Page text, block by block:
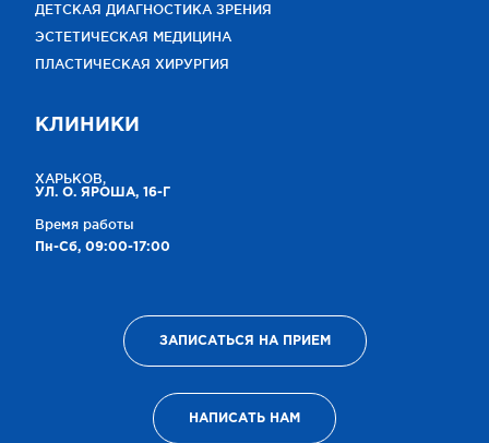
ДЕТСКАЯ ДИАГНОСТИКА ЗРЕНИЯ
ЭСТЕТИЧЕСКАЯ МЕДИЦИНА
ПЛАСТИЧЕСКАЯ ХИРУРГИЯ
КЛИНИКИ
ХАРЬКОВ,
УЛ. О. ЯРОША, 16-Г
Время работы
Пн-Сб, 09:00-17:00
ЗАПИСАТЬСЯ НА ПРИЕМ
НАПИСАТЬ НАМ